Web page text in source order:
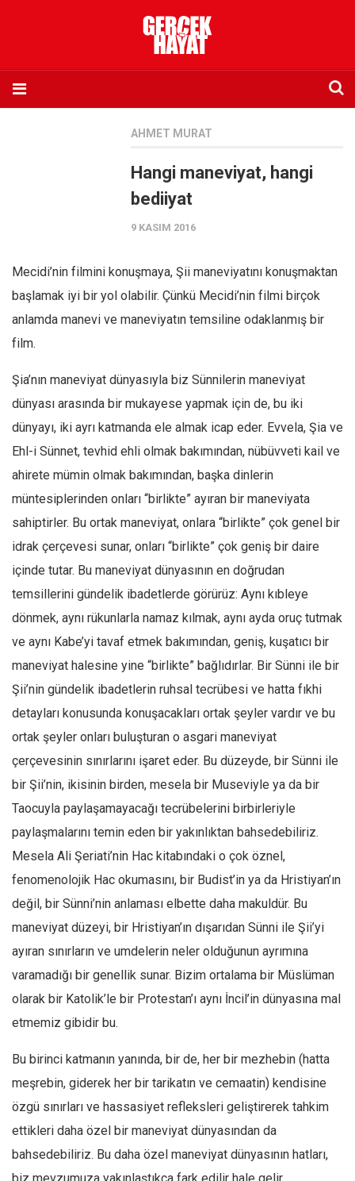
Abone olmak istiyorum
Sosyal Medya
Instagram
Editörden
Yazarlar
Kemal Özer
Mahmut Toptaş
Yvonne Ridley
Barış Tarımcıoğlu
Ömer Kayani
Hasanali Yıldırım
Leyla Şerif Emin
Selçuk Türkyılmaz
Mehmet Ali Tekin
Abir E. Nahas
Amina S. Jenenkovic
Bağdagül Öz
Esra Elönü
» Yazar arşivi
Bu Sayı
Tüm Sayılar
Kategoriler
Kültür Sanat
Kitap
Karisi kitap sualleri
7 soruda bu hafta
Ekonomi
Spor
Manzara
AHMET MURAT
Hangi maneviyat, hangi
bediiyat
9 KASIM 2016
Mecidi’nin filmini konuşmaya, Şii maneviyatını konuşmaktan
başlamak iyi bir yol olabilir. Çünkü Mecidi’nin filmi birçok
anlamda manevi ve maneviyatın temsiline odaklanmış bir
film.
Şia’nın maneviyat dünyasıyla biz Sünnilerin maneviyat
dünyası arasında bir mukayese yapmak için de, bu iki
dünyayı, iki ayrı katmanda ele almak icap eder. Evvela, Şia ve
Ehl-i Sünnet, tevhid ehli olmak bakımından, nübüvveti kail ve
ahirete mümin olmak bakımından, başka dinlerin
müntesiplerinden onları “birlikte” ayıran bir maneviyata
sahiptirler. Bu ortak maneviyat, onlara “birlikte” çok genel bir
idrak çerçevesi sunar, onları “birlikte” çok geniş bir daire
içinde tutar. Bu maneviyat dünyasının en doğrudan
temsillerini gündelik ibadetlerde görürüz: Aynı kıbleye
dönmek, aynı rükunlarla namaz kılmak, aynı ayda oruç tutmak
ve aynı Kabe’yi tavaf etmek bakımından, geniş, kuşatıcı bir
maneviyat halesine yine “birlikte” bağlıdırlar. Bir Sünni ile bir
Şii’nin gündelik ibadetlerin ruhsal tecrübesi ve hatta fıkhi
detayları konusunda konuşacakları ortak şeyler vardır ve bu
ortak şeyler onları buluşturan o asgari maneviyat
çerçevesinin sınırlarını işaret eder. Bu düzeyde, bir Sünni ile
bir Şii’nin, ikisinin birden, mesela bir Museviyle ya da bir
Taocuyla paylaşamayacağı tecrübelerini birbirleriyle
paylaşmalarını temin eden bir yakınlıktan bahsedebiliriz.
Mesela Ali Şeriati’nin Hac kitabındaki o çok öznel,
fenomenolojik Hac okumasını, bir Budist’in ya da Hristiyan’ın
değil, bir Sünni’nin anlaması elbette daha makuldür. Bu
maneviyat düzeyi, bir Hristiyan’ın dışarıdan Sünni ile Şii’yi
ayıran sınırların ve umdelerin neler olduğunun ayrımına
varamadığı bir genellik sunar. Bizim ortalama bir Müslüman
olarak bir Katolik’le bir Protestan’ı aynı İncil’in dünyasına mal
etmemiz gibidir bu.
Bu birinci katmanın yanında, bir de, her bir mezhebin (hatta
meşrebin, giderek her bir tarikatın ve cemaatin) kendisine
özgü sınırları ve hassasiyet refleksleri geliştirerek tahkim
ettikleri daha özel bir maneviyat dünyasından da
bahsedebiliriz. Bu daha özel maneviyat dünyasının hatları,